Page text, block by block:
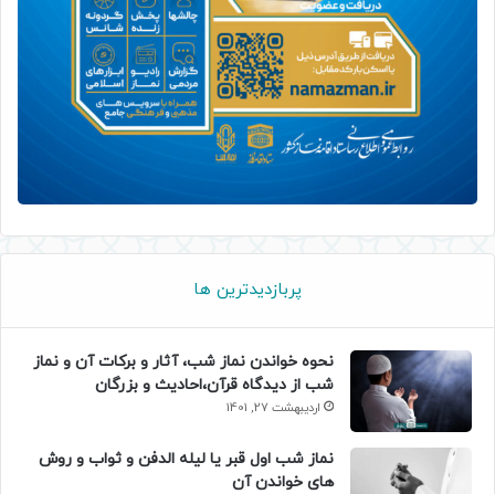
پربازدیدترین ها
نحوه خواندن نماز شب، آثار و برکات آن و نماز
شب از دیدگاه قرآن،احادیث و بزرگان
اردیبهشت 27, 1401
نماز شب اول قبر یا لیله الدفن و ثواب و روش
های خواندن آن